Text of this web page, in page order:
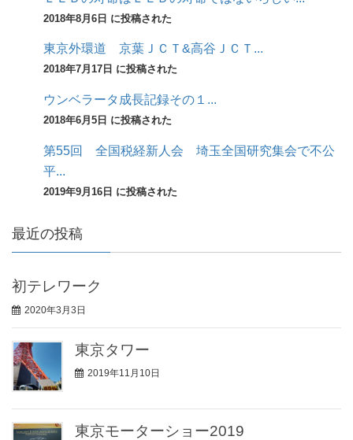
2018年8月6日 に投稿された
東京外環道 京葉ＪＣＴ&高谷ＪＣＴ...
2018年7月17日 に投稿された
ウンベラータ成長記録その１...
2018年6月5日 に投稿された
第55回 全国税経新人会 埼玉全国研究集会で不公
平...
2019年9月16日 に投稿された
最近の投稿
初テレワーク
2020年3月3日
東京タワー
2019年11月10日
東京モーターショー2019